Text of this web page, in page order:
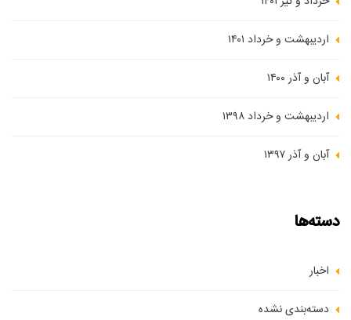
اردیبهشت و خرداد ۱۴۰۱
آبان و آذر ۱۴۰۰
اردیبهشت و خرداد ۱۳۹۸
آبان و آذر ۱۳۹۷
دسته‌ها
اخبار
دسته‌بندی نشده